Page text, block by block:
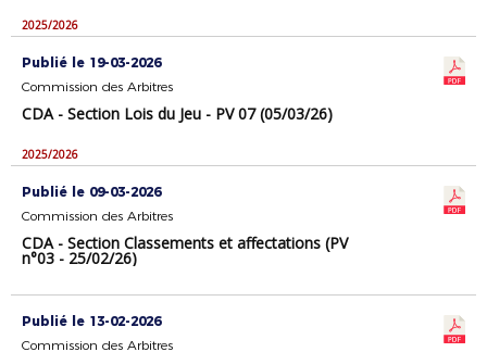
2025/2026
Publié le 19-03-2026
Commission des Arbitres
CDA - Section Lois du Jeu - PV 07 (05/03/26)
2025/2026
Publié le 09-03-2026
Commission des Arbitres
CDA - Section Classements et affectations (PV
n°03 - 25/02/26)
Publié le 13-02-2026
Commission des Arbitres